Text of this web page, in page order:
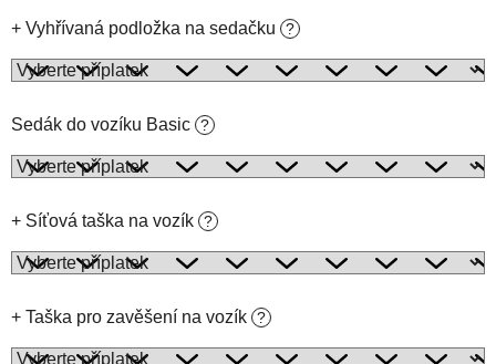
+ Vyhřívaná podložka na sedačku ?
Sedák do vozíku Basic ?
+ Síťová taška na vozík ?
+ Taška pro zavěšení na vozík ?